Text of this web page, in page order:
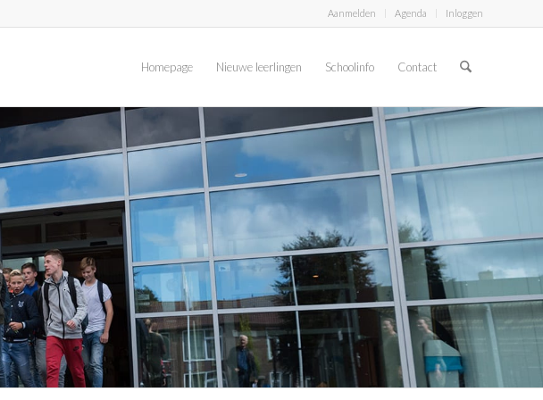
Aanmelden Agenda Inloggen
Homepage Nieuwe leerlingen Schoolinfo Contact